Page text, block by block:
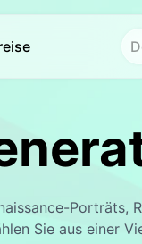
Bild
Hot
New
Übersetzer
tauschen
Porträts,
Sie aus einer